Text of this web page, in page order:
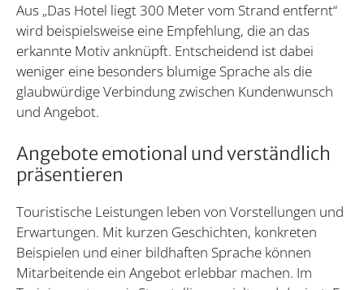
Aus „Das Hotel liegt 300 Meter vom Strand entfernt“
wird beispielsweise eine Empfehlung, die an das
erkannte Motiv anknüpft. Entscheidend ist dabei
weniger eine besonders blumige Sprache als die
glaubwürdige Verbindung zwischen Kundenwunsch
und Angebot.
Angebote emotional und verständlich
präsentieren
Touristische Leistungen leben von Vorstellungen und
Erwartungen. Mit kurzen Geschichten, konkreten
Beispielen und einer bildhaften Sprache können
Mitarbeitende ein Angebot erlebbar machen. Im